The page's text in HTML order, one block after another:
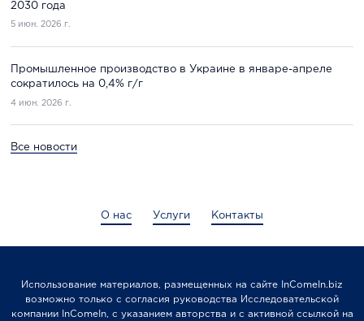
2030 года
5 июн. 2026 г.
Промышленное производство в Украине в январе-апреле
сократилось на 0,4% г/г
4 июн. 2026 г.
Все новости
О нас Услуги Контакты
Использование материалов, размещенных на сайте InComeIn.biz
возможно только с согласия руководства Исследовательской
компании InComeIn, с указанием авторства и с активной ссылкой на